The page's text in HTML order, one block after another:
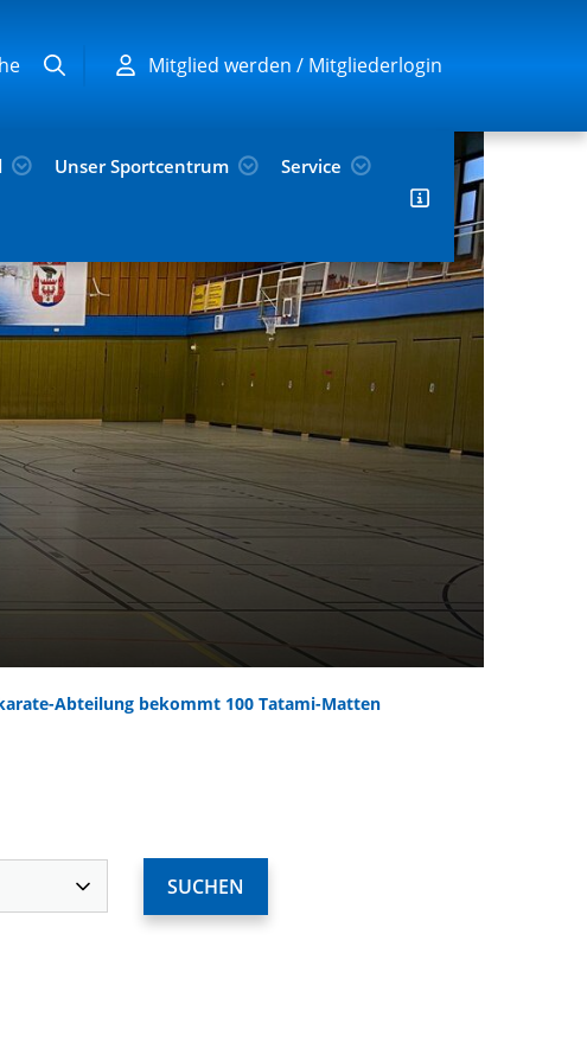
Mitglied werden / Mitgliederlogin
Unser Sportcentrum Service
Abteilung bekommt 100 Tatami-Matten